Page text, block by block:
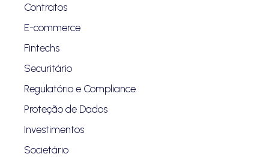
Contratos
E-commerce
Fintechs
Securitário
Regulatório e Compliance
Proteção de Dados
Investimentos
Societário